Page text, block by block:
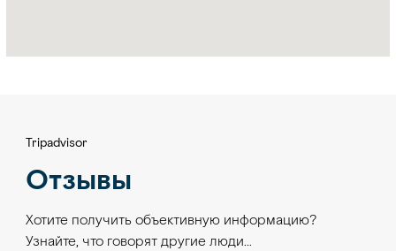
Tripadvisor
Отзывы
Хотите получить объективную информацию?
Узнайте, что говорят другие люди…